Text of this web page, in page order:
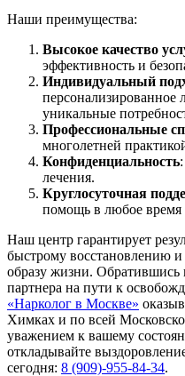
Наши преимущества:
Высокое качество
эффективность и
Индивидуальный
персонализированное
уникальные
Профессиональные
многолетней
Конфиденциальность
лечения.
Круглосуточная
помощь в любое время
Наш центр гарантирует
быстрому восстановлению
образу жизни. Обратившись
партнера на пути к
«Нарколог в Москве»
Химках и по всей
уважением к вашему
откладывайте
сегодня: 8 (909)-955-84-34.